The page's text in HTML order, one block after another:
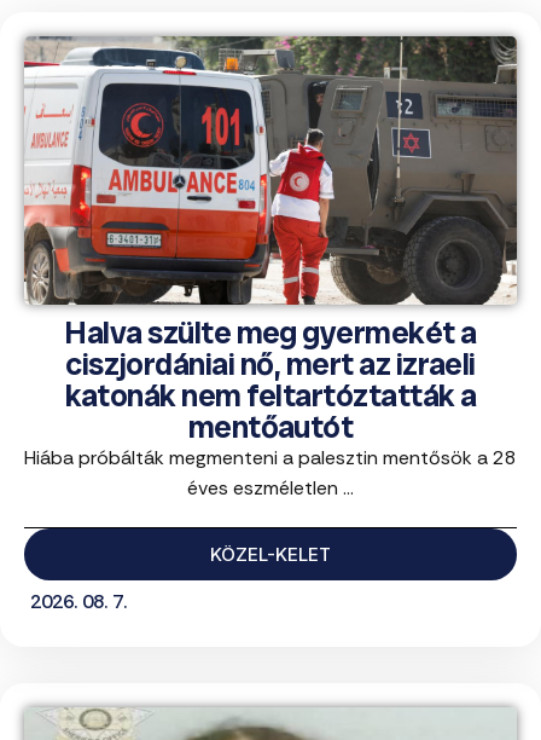
Halva szülte meg gyermekét a
ciszjordániai nő, mert az izraeli
katonák nem feltartóztatták a
mentőautót
Hiába próbálták megmenteni a palesztin mentősök a 28
éves eszméletlen ...
KÖZEL-KELET
2026. 08. 7.